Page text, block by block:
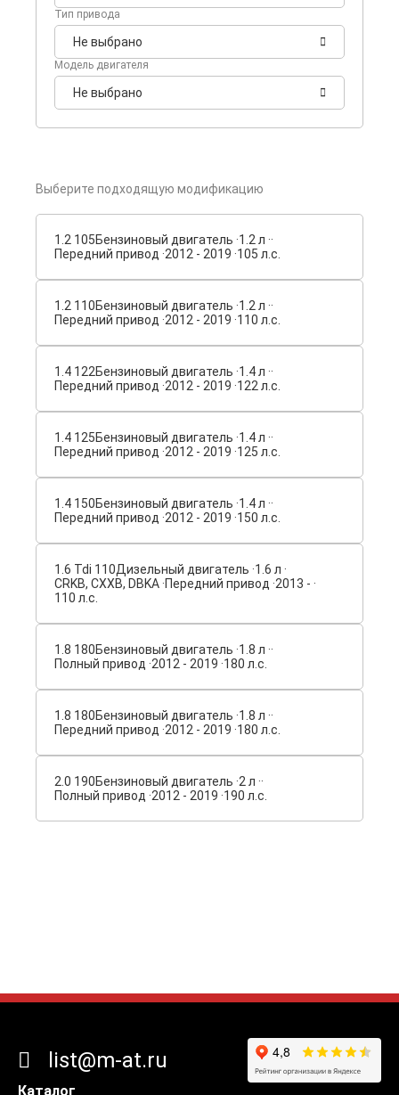
Тип привода
Не выбрано
Модель двигателя
Не выбрано
Выберите подходящую модификацию
1.2 105Бензиновый двигатель ·1.2 л ··
Передний привод ·2012 - 2019 ·105 л.с.
1.2 110Бензиновый двигатель ·1.2 л ··
Передний привод ·2012 - 2019 ·110 л.с.
1.4 122Бензиновый двигатель ·1.4 л ··
Передний привод ·2012 - 2019 ·122 л.с.
1.4 125Бензиновый двигатель ·1.4 л ··
Передний привод ·2012 - 2019 ·125 л.с.
1.4 150Бензиновый двигатель ·1.4 л ··
Передний привод ·2012 - 2019 ·150 л.с.
1.6 Tdi 110Дизельный двигатель ·1.6 л ·
CRKB, CXXB, DBKA ·Передний привод ·2013 - ·
110 л.с.
1.8 180Бензиновый двигатель ·1.8 л ··
Полный привод ·2012 - 2019 ·180 л.с.
1.8 180Бензиновый двигатель ·1.8 л ··
Передний привод ·2012 - 2019 ·180 л.с.
2.0 190Бензиновый двигатель ·2 л ··
Полный привод ·2012 - 2019 ·190 л.с.
Каталог
list@m-at.ru